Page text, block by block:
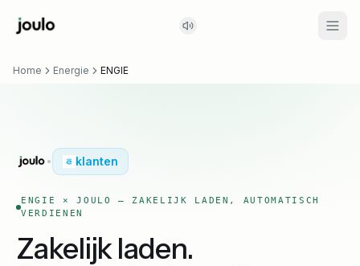
Home Energie ENGIE
• klanten
ENGIE × JOULO — ZAKELIJK LADEN, AUTOMATISCH
VERDIENEN
Zakelijk laden.